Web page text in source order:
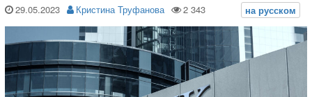
29.05.2023 Кристина Труфанова